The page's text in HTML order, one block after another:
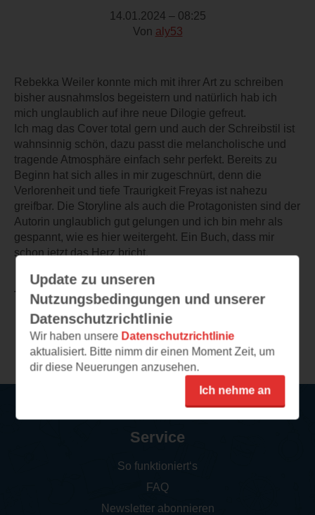
14.01.2024 – 08:25
Von aly53
Rebekka Weiler konnte mich mit ihrer Art zu schreiben
bisher ausnahmslos begeistern und natürlich hab ich
mich unglaublich auf ihre neue Dilogie gefreut.
Ich mag das Cover total gern und auch der Schreibstil ist
wahnsinnig schön, dazu passt die melancholische und
tragende Atmosphäre einfach sehr perfekt. Bereits zu
Beginn hat sich alles in mir zugeschnürt, denn die
Verlorenheit und tiefe Traurigkeit Freyas ist nahezu
greifbar. Die Storyline als auch die Protagonisten sind der
Autorin unglaublich gut gelungen und ich bin mehr als
gespannt, wie es hier weitergeht. Ein Buch, dass mir
schon jetzt das Herz bricht.
TEILEN
Weitere Leseeindrücke
Update zu unseren
Nutzungsbedingungen und unserer
Datenschutzrichtlinie
Wir haben unsere Datenschutzrichtlinie
aktualisiert. Bitte nimm dir einen Moment Zeit, um
dir diese Neuerungen anzusehen.
Ich nehme an
Service
So funktioniert‘s
FAQ
Newsletter abonnieren